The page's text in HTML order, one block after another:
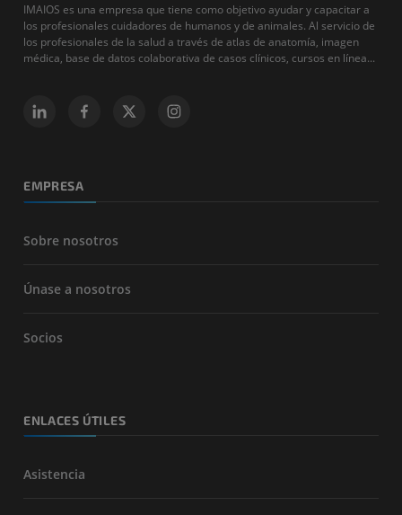
IMAIOS es una empresa que tiene como objetivo ayudar y capacitar a
los profesionales cuidadores de humanos y de animales. Al servicio de
los profesionales de la salud a través de atlas de anatomía, imagen
médica, base de datos colaborativa de casos clínicos, cursos en línea...
EMPRESA
Sobre nosotros
Únase a nosotros
Socios
ENLACES ÚTILES
Asistencia